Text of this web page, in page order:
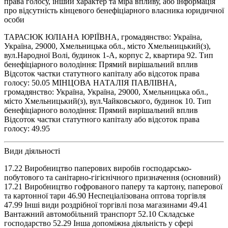
про відсутність кінцевого бенефіціарного власника юридичної
особи
ТАРАСЮК ЮЛІАНА ЮРІЇВНА, громадянство: Україна,
Україна, 29000, Хмельницька обл., місто Хмельницький(з),
вул.Народної Волі, будинок 1-А, корпус 2, квартира 92. Тип
бенефіціарного володіння: Прямий вирішальний вплив
Відсоток частки статутного капіталу або відсоток права
голосу: 50.05 МІНЦОВА НАТАЛІЯ ПАВЛІВНА,
громадянство: Україна, Україна, 29000, Хмельницька обл.,
місто Хмельницький(з), вул.Чайковського, будинок 10. Тип
бенефіціарного володіння: Прямий вирішальний вплив
Відсоток частки статутного капіталу або відсоток права
голосу: 49.95
Види діяльності
17.22 Виробництво паперових виробів господарсько-
побутового та санітарно-гігієнічного призначення (основний)
17.21 Виробництво гофрованого паперу та картону, паперової
та картонної тари 46.90 Неспеціалізована оптова торгівля
47.99 Інші види роздрібної торгівлі поза магазинами 49.41
Вантажний автомобільний транспорт 52.10 Складське
господарство 52.29 Інша допоміжна діяльність у сфері